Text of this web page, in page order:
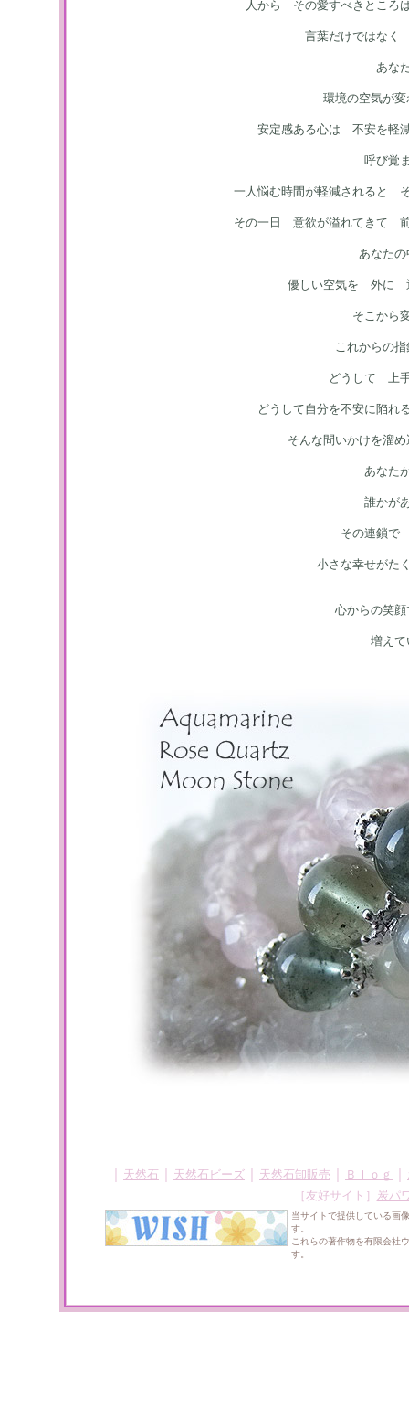
人から その愛すべきところ
言葉だけではなく
あな
環境の空気が
安定感ある心は 不安を軽
呼び覚
一人悩む時間が軽減されると
その一日 意欲が溢れてきて 前
あなた
優しい空気を 外に
そこから
これからの
どうして 上
どうして自分を不安に陥れ
そんな問いかけを溜
あなた
誰かが
その連鎖
小さな幸せがた
心からの笑
増えて
天然石 天然石ビーズ 天然石卸販売 Ｂｌｏｇ
［友好サイト］ 炭パ
当サイトで提供している画
す。
これらの著作物を有限会社
す。